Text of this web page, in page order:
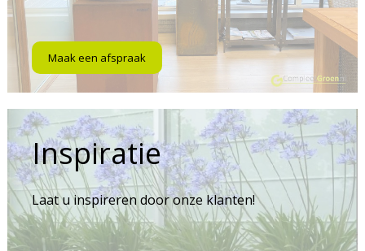
Maak een afspraak
Inspiratie
Laat u inspireren door onze klanten!